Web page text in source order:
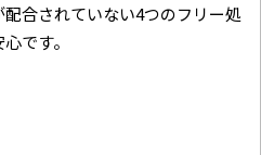
合されていない4つのフリー処
です。